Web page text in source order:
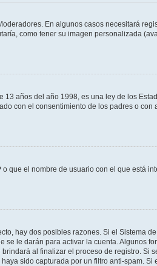
En algunos casos necesitará
como tener su imagen personalizada
13 años del año 1998, es una ley de los
con el consentimiento de los padres o
que el nombre de usuario con el que está
hay dos posibles razones. Si el Sistema
se le darán para activar la cuenta. Algunos
al finalizar el proceso de registro.
sido capturada por un filtro anti-spam.